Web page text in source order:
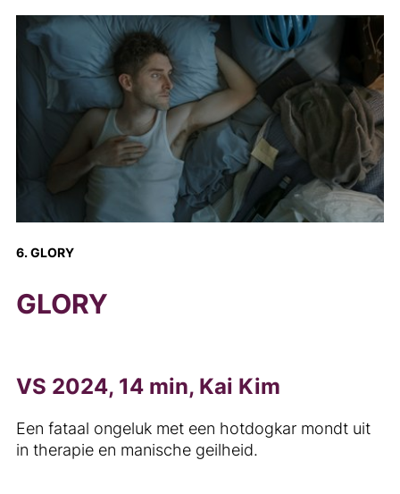
6. GLORY
GLORY
VS 2024, 14 min, Kai Kim
Een fataal ongeluk met een hotdogkar mondt uit
in therapie en manische geilheid.